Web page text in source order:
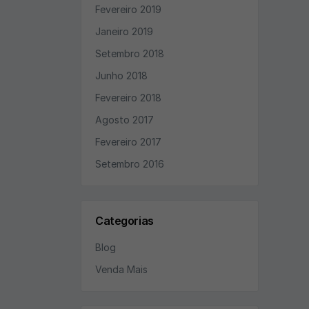
Fevereiro 2019
Janeiro 2019
Setembro 2018
Junho 2018
Fevereiro 2018
Agosto 2017
Fevereiro 2017
Setembro 2016
Categorias
Blog
Venda Mais